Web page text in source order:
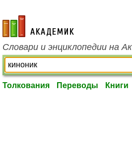
academic.ru
Словари и энциклопедии на
Толкования Переводы Книги